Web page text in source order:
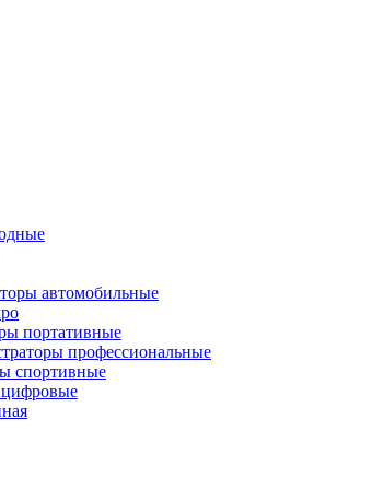
автомобильные
портативные
профессиональные
спортивные
цифровые